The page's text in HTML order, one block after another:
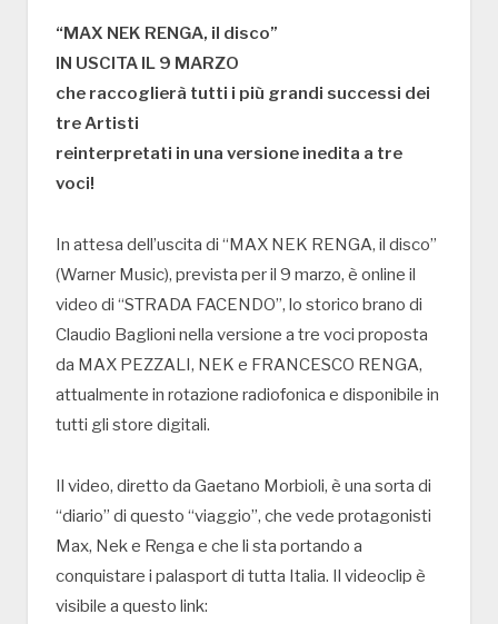
“MAX NEK RENGA, il disco”
IN USCITA IL 9 MARZO
che raccoglierà tutti i più grandi successi dei
tre Artisti
reinterpretati in una versione inedita a tre
voci!
In attesa dell’uscita di “MAX NEK RENGA, il disco”
(Warner Music), prevista per il 9 marzo, è online il
video di “STRADA FACENDO”, lo storico brano di
Claudio Baglioni nella versione a tre voci proposta
da MAX PEZZALI, NEK e FRANCESCO RENGA,
attualmente in rotazione radiofonica e disponibile in
tutti gli store digitali.
Il video, diretto da Gaetano Morbioli, è una sorta di
“diario” di questo “viaggio”, che vede protagonisti
Max, Nek e Renga e che li sta portando a
conquistare i palasport di tutta Italia. Il videoclip è
visibile a questo link: